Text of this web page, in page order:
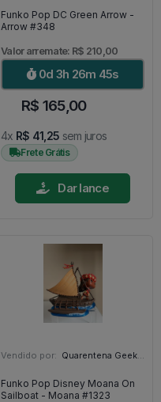
Funko Pop DC Green Arrow -
Arrow #348
Valor arremate: R$ 210,00
0d 3h 26m 43s
R$ 165,00
4x R$ 41,25 sem juros
Frete Grátis
Dar lance
Vendido por: Quarentena Geek Store - SP
Funko Pop Disney Moana On
Sailboat - Moana #1323